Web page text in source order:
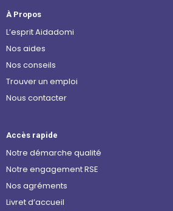
À Propos
L’esprit Aidadomi
Nos aides
Nos conseils
Trouver un emploi
Nous contacter
Accès rapide
Notre démarche qualité
Notre engagement RSE
Nos agréments
Livret d’accueil